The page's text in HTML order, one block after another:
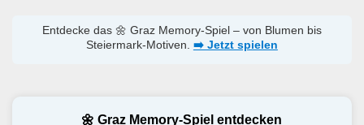
Entdecke das 🌼 Graz Memory-Spiel – von Blumen bis
Steiermark-Motiven. ➡️ Jetzt spielen
🌼 Graz Memory-Spiel entdecken